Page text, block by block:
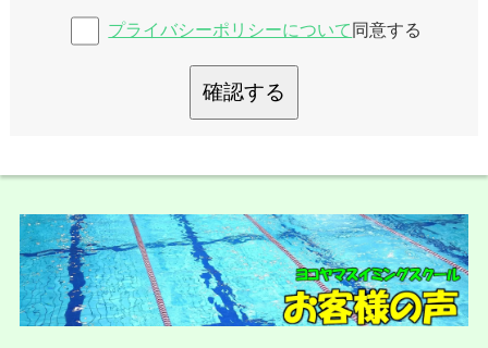
プライバシーポリシーについて 同意する
確認する